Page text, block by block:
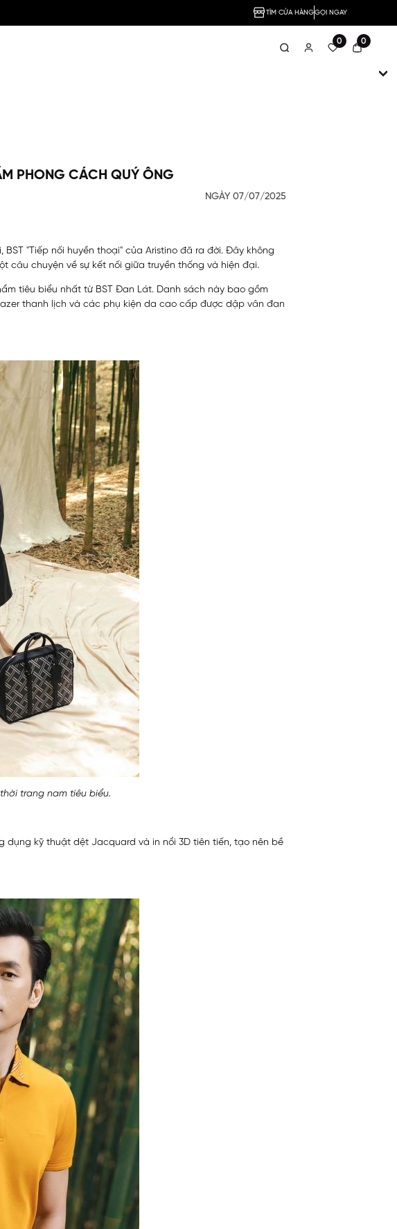
TÌM CỬA HÀNGGỌI NGAY
0 0
PHONG CÁCH QUÝ ÔNG
NGÀY 07/07/2025
"Tiếp nối huyền thoại" của Aristino đã ra đời. Đây không
câu chuyện về sự kết nối giữa truyền thống và hiện đại.
tiêu biểu nhất từ BST Đan Lát. Danh sách này bao gồm
thanh lịch và các phụ kiện da cao cấp được dập vân đan
trang nam tiêu biểu.
dụng kỹ thuật dệt Jacquard và in nổi 3D tiên tiến, tạo nên bề